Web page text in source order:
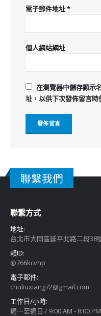
電子郵件地址*
個人網站網址
在瀏覽器中儲存顯示
址，以供下次發佈留言時
聯繫我們
聯繫方式
地址:
台北市大同區延平北路二段38
賴ID:
@766kcvhp
電子郵件:
chuliuxiang72@gmail.com
工作日/小時:
週一至週日 / 9:00 AM - 8:00